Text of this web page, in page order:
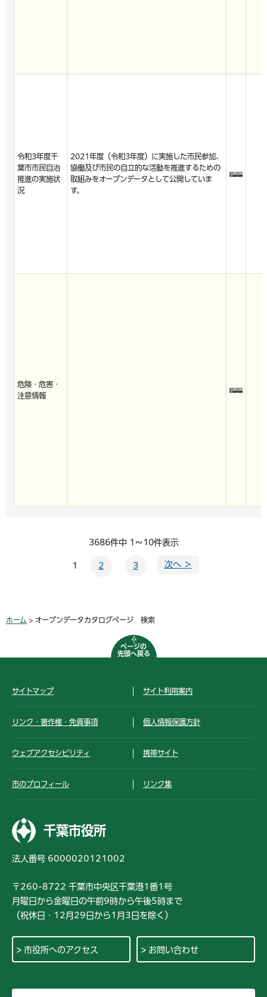
令和3年度千
葉市市民自治
推進の実施状
況
2021年度（令和3年度）に実施した市民参加、
協働及び市民の自立的な活動を推進するための
取組みをオープンデータとして公開していま
す。
危険・危害・
注意情報
3686件中 1～10件表示
1 2 3 次へ ＞
ホーム > オープンデータカタログページ 検索
ページの
先頭へ戻る
サイトマップ サイト利用案内
リンク・著作権・免責事項 個人情報保護方針
ウェブアクセシビリティ 携帯サイト
市のプロフィール リンク集
千葉市役所
法人番号 6000020121002
〒260-8722 千葉市中央区千葉港1番1号
月曜日から金曜日の午前9時から午後5時まで
（祝休日・12月29日から1月3日を除く）
市役所へのアクセス お問い合わせ